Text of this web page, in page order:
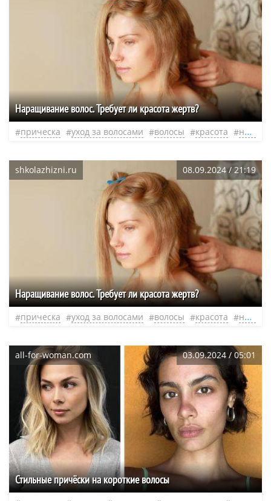
Наращивание волос. Требует ли красота жертв?
прическа уход за волосами волосы красота наращивание
shkolazhizni.ru 08.09.2024 / 21:19
Наращивание волос. Требует ли красота жертв?
прическа уход за волосами волосы красота наращивание
all-for-woman.com 03.09.2024 / 05:01
Стильные причёски на короткие волосы